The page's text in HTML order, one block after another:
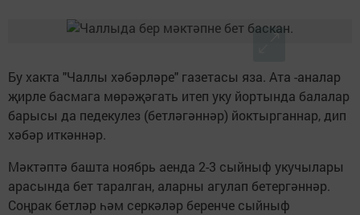
Бу хакта "Чаллы хәбәрләре" газетасы яза. Ата -аналар
җирле басмага мөрәҗәгать итеп уку йортында балалар
барысы да педекулез (бетләгәннәр) йоктырганнар, дип
хәбәр иткәннәр.
Мәктәптә башта ноябрь аенда 2-3 сыйныф укучылары
арасында бет таралган, аларны агулап бетергәннәр.
Соңрак бетләр һәм серкәләр беренче сыйныф